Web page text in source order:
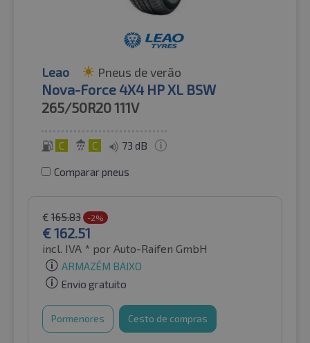
Leao Pneus de verão
Nova-Force 4X4 HP XL BSW
265/50R20111V
C C 73 dB
Comparar pneus
€ 165.83 -2%
€162.51
incl. IVA * por Auto-Raifen GmbH
ARMAZÉM BAIXO
Envio gratuito
Pormenores Cesto de compras